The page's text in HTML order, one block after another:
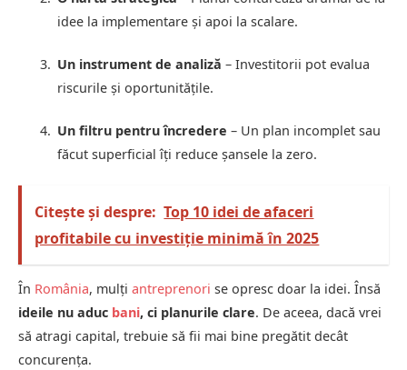
idee la implementare și apoi la scalare.
Un instrument de analiză – Investitorii pot evalua
riscurile și oportunitățile.
Un filtru pentru încredere – Un plan incomplet sau
făcut superficial îți reduce șansele la zero.
Citește și despre: Top 10 idei de afaceri
profitabile cu investiție minimă în 2025
În România, mulți antreprenori se opresc doar la idei. Însă
ideile nu aduc bani, ci planurile clare. De aceea, dacă vrei
să atragi capital, trebuie să fii mai bine pregătit decât
concurența.